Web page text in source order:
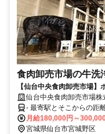
食肉卸売市場の牛洗
【仙台中央食肉卸売市場
し│転勤なし｜土日祝休み│
仙台中央食肉卸売市場株
- 最寄駅とそこからの距
3分 仙石線 小鶴新田 車
月給180,000円～
宮城県仙台市宮城野区